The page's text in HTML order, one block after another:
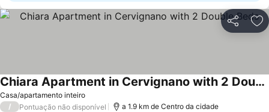
Partilhar
Casa/apartamento inteiro
Chiara Apartment in Cervignano with 2 Double Beds
Ver preços
/ Pontuação não disponível a 1.9 km de Centro da cidade